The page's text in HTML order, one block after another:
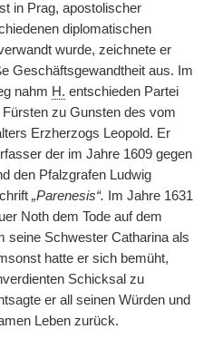
in Prag, apostolischer
diplomatischen
wurde, zeichnete er
Geschäftsgewandtheit aus. Im
nahm H. entschieden Partei
zu Gunsten des vom
Erzherzogs Leopold. Er
der im Jahre 1609 gegen
den Pfalzgrafen Ludwig
„Parenesis“. Im Jahre 1631
Noth dem Tode auf dem
seine Schwester Catharina als
hatte er sich bemüht,
Schicksal zu
er all seinen Würden und
Leben zurück.